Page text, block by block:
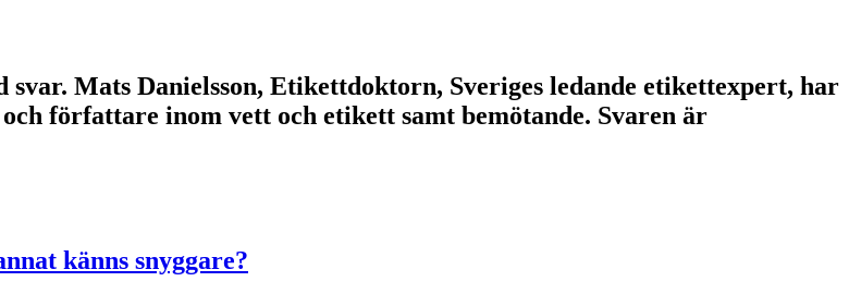
Mats Danielsson, Etikettdoktorn, Sveriges ledande etikettexpert, har
författare inom vett och etikett samt bemötande. Svaren är
känns snyggare?